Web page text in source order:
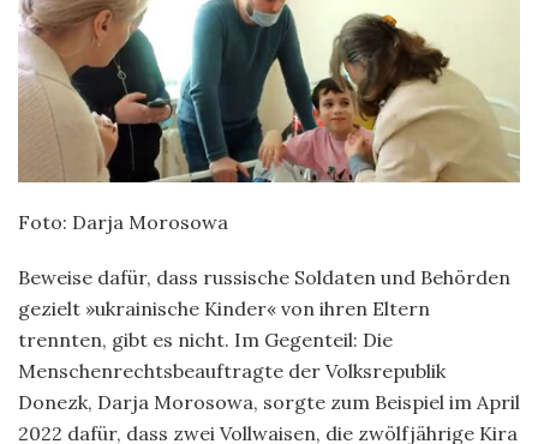
Foto: Darja Morosowa
Beweise dafür, dass russische Soldaten und Behörden
gezielt »ukrainische Kinder« von ihren Eltern
trennten, gibt es nicht. Im Gegenteil: Die
Menschenrechtsbeauftragte der Volksrepublik
Donezk, Darja Morosowa, sorgte zum Beispiel im April
2022 dafür, dass zwei Vollwaisen, die zwölfjährige Kira